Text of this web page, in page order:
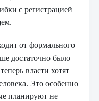
с регистрацией
от формального
достаточно было
власти хотят
Это особенно
планируют не